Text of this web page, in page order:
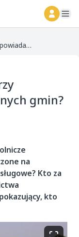
Kto za co odpowiada przy tworzeniu planów ogólnych gmin?
gmin?
na
Kto za
kto